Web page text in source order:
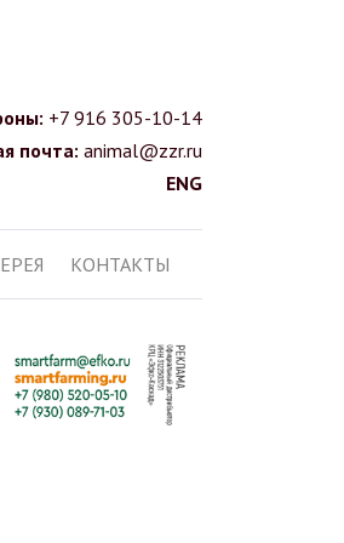
+7 916 305-10-14
почта: animal@zzr.ru
ENG
КОНТАКТЫ